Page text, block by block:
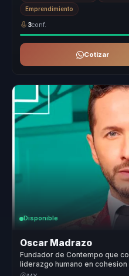
Emprendimiento
3conf.
Cotizar
Disponible
Oscar Madrazo
Fundador de Contempo que
liderazgo humano en
empresas y equipos.